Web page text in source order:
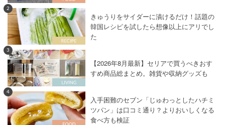
2
きゅうりをサイダーに漬けるだけ！話題の
韓国レシピを試したら想像以上にアリでし
た
3
【2026年8月最新】セリアで買うべきおす
すめ商品総まとめ。雑貨や収納グッズも
4
入手困難のセブン「じゅわっとしたハチミ
ツパン」は口コミ通り？よりおいしくなる
食べ方も検証